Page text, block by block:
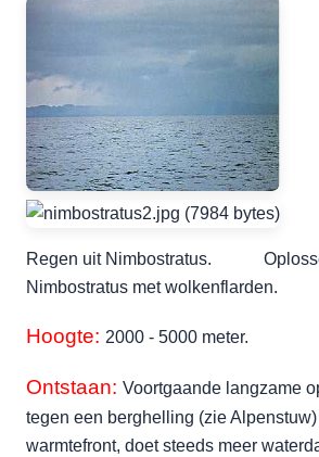
Regen uit Nimbostratus.
Nimbostratus met wolkenflarden.
Hoogte: 2000 - 5000 meter.
Ontstaan: Voortgaande langzame
tegen een berghelling (zie
warmtefront, doet steeds meer